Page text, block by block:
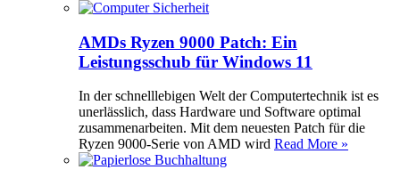
AMDs Ryzen 9000 Patch: Ein
Leistungsschub für Windows 11
In der schnelllebigen Welt der Computertechnik ist es
unerlässlich, dass Hardware und Software optimal
zusammenarbeiten. Mit dem neuesten Patch für die
Ryzen 9000-Serie von AMD wird Read More »